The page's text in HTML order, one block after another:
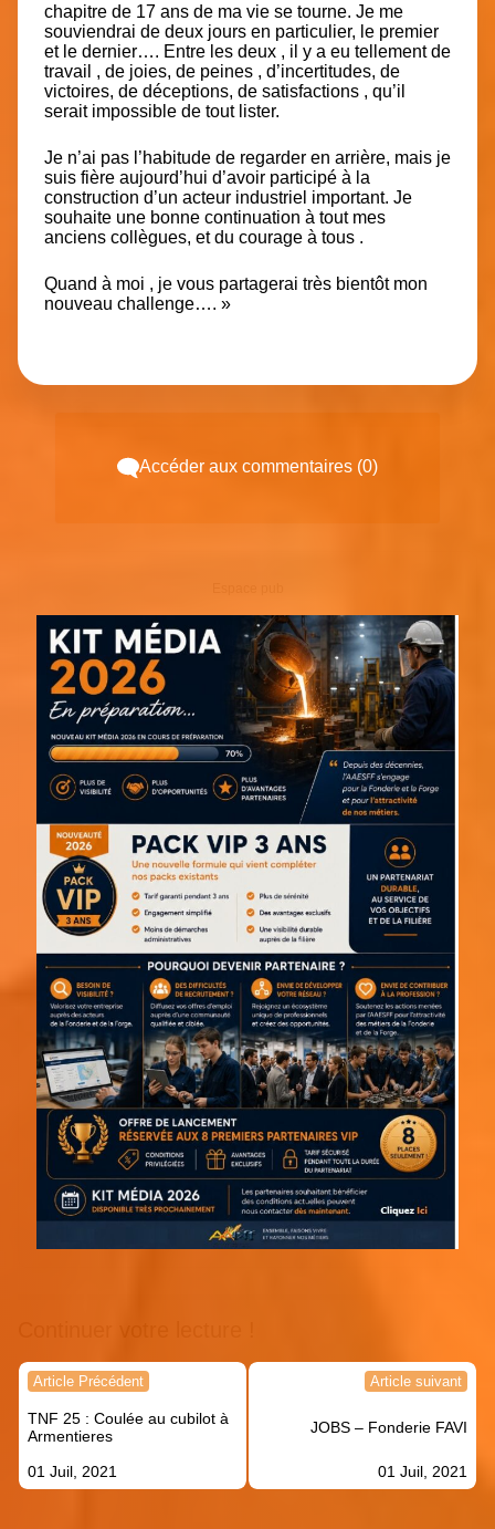
chapitre de 17 ans de ma vie se tourne. Je me
souviendrai de deux jours en particulier, le premier
et le dernier…. Entre les deux , il y a eu tellement de
travail , de joies, de peines , d’incertitudes, de
victoires, de déceptions, de satisfactions , qu’il
serait impossible de tout lister.
Je n’ai pas l’habitude de regarder en arrière, mais je
suis fière aujourd’hui d’avoir participé à la
construction d’un acteur industriel important. Je
souhaite une bonne continuation à tout mes
anciens collègues, et du courage à tous .
Quand à moi , je vous partagerai très bientôt mon
nouveau challenge…. »
Accéder aux commentaires (0)
Navigation
l’article
Article Précédent
TNF 25 : Coulée au cubilot à
Armentieres
01 Juil, 2021
Article suivant
JOBS – Fonderie FAVI
01 Juil, 2021